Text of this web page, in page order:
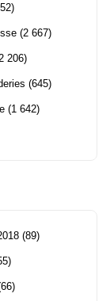
(2 667)
206)
(645)
(1 642)
(89)